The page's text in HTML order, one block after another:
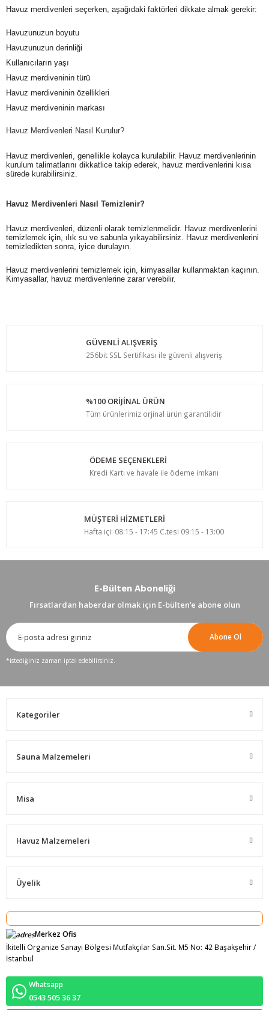
Havuz merdivenleri seçerken, aşağıdaki faktörleri dikkate almak gerekir:
Havuzunuzun boyutu
Havuzunuzun derinliği
Kullanıcıların yaşı
Havuz merdiveninin türü
Havuz merdiveninin özellikleri
Havuz merdiveninin markası
Havuz Merdivenleri Nasıl Kurulur?
Havuz merdivenleri, genellikle kolayca kurulabilir. Havuz merdivenlerinin
kurulum talimatlarını dikkatlice takip ederek, havuz merdivenlerini kısa
sürede kurabilirsiniz.
Havuz Merdivenleri Nasıl Temizlenir?
Havuz merdivenleri, düzenli olarak temizlenmelidir. Havuz merdivenlerini
temizlemek için, ılık su ve sabunla yıkayabilirsiniz. Havuz merdivenlerini
temizledikten sonra, iyice durulayın.
Havuz merdivenlerini temizlemek için, kimyasallar kullanmaktan kaçının.
Kimyasallar, havuz merdivenlerine zarar verebilir.
GÜVENLİ ALIŞVERİŞ
256bit SSL Sertifikası ile güvenli alışveriş
%100 ORİJİNAL ÜRÜN
Tüm ürünlerimiz orjinal ürün garantilidir
ÖDEME SEÇENEKLERİ
Kredi Kartı ve havale ile ödeme imkanı
MÜŞTERİ HİZMETLERİ
Hafta içi: 08:15 - 17:45 C.tesi 09:15 - 13:00
E-Bülten Aboneliği
Fırsatlardan haberdar olmak için E-bülten’e abone olun
Abone Ol
*istediğiniz zaman iptal edebilirsiniz.
Kategoriler
Sauna Malzemeleri
Misa
Havuz Malzemeleri
Üyelik
Merkez Ofis
İkitelli Organize Sanayi Bölgesi Mutfakçılar San.Sit. M5 No: 42 Başakşehir /
İstanbul
Whatsapp
0543 505 36 37